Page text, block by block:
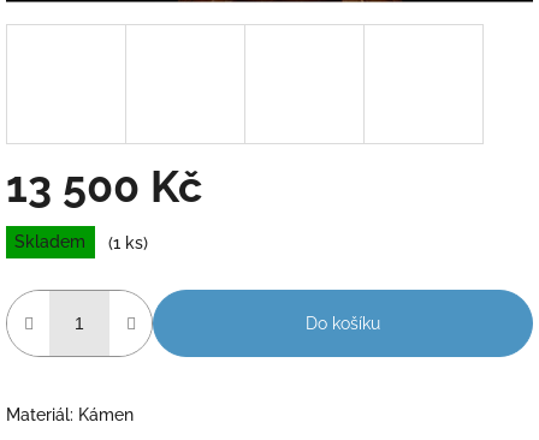
13 500 Kč
Měrná
cena:
Skladem (1 ks)
Do košíku
Materiál: Kámen